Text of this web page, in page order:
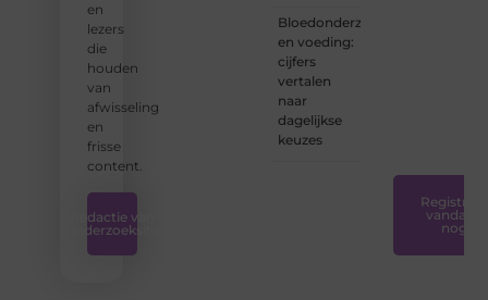
en
lezers
die
houden
van
afwisseling
en
frisse
content.
Redactie van
Onderzoeksite
Bloedonderzoek
en voeding:
cijfers
vertalen
naar
dagelijkse
keuzes
Registreer
vandaag
nog